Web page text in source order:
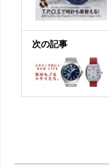
次の記事